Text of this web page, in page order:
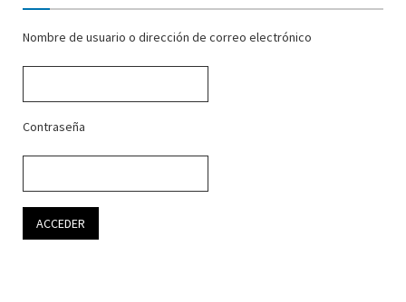
Nombre de usuario o dirección de correo electrónico
Contraseña